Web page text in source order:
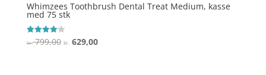
Whimzees Toothbrush Dental Treat Medium, kasse
med 75 stk
Vurderet
4.1
kr.799,00 Den
kr.629,00Den